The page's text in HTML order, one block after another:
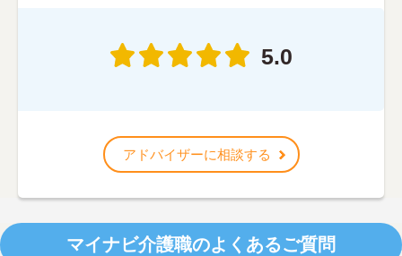
5.0
アドバイザーに相談する
マイナビ介護職のよくあるご質問